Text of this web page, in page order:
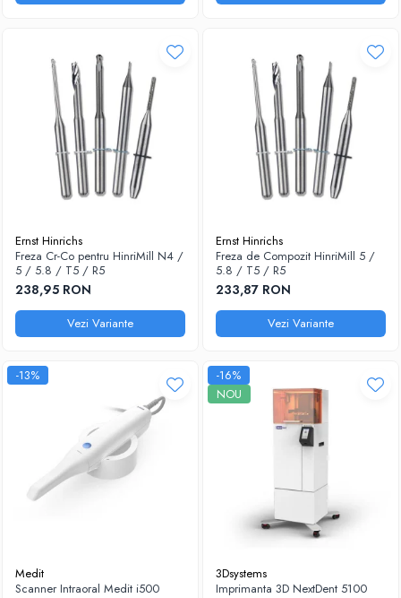
Ernst Hinrichs
Freza Cr-Co pentru HinriMill N4 /
5 / 5.8 / T5 / R5
238,95 RON
Vezi Variante
Ernst Hinrichs
Freza de Compozit HinriMill 5 /
5.8 / T5 / R5
233,87 RON
Vezi Variante
-13%
Medit
Scanner Intraoral Medit i500
-16%
NOU
3Dsystems
Imprimanta 3D NextDent 5100